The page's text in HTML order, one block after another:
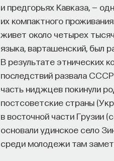
и предгорьях Кавказа, —
их компактного
живет около четырех
языка, варташенский, был
В результате этнических
последствий развала
часть ниджцев покинули
постсоветские страны
в восточной части Грузии
основали удинское село
среди молодежи там